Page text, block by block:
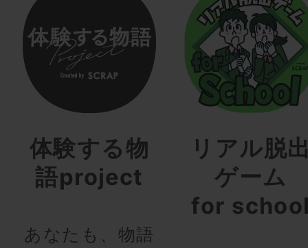
体験する物
語project
あなたも、物語
リアル脱
ゲーム
for